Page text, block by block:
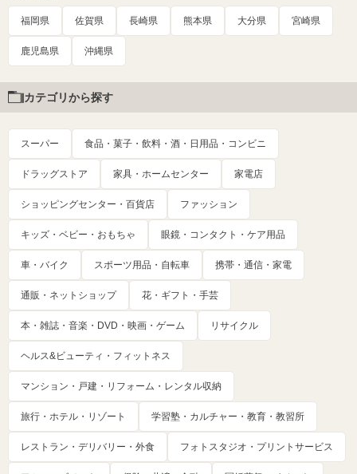
福岡県 佐賀県 長崎県 熊本県 大分県 宮崎県
鹿児島県 沖縄県
カテゴリから探す
スーパー 食品・菓子・飲料・酒・日用品・コンビニ
ドラッグストア 家具・ホームセンター 家電店
ショッピングセンター・百貨店 ファッション
キッズ・ベビー・おもちゃ 眼鏡・コンタクト・ケア用品
車・バイク スポーツ用品・自転車 携帯・通信・家電
通販・ネットショップ 花・ギフト・手芸
本・雑誌・音楽・DVD・映画・ゲーム リサイクル
ヘルス&ビューティ・フィットネス
マンション・戸建・リフォーム・レンタル収納
旅行・ホテル・リゾート 学習塾・カルチャー・教育・教習所
レストラン・デリバリー・外食 フォトスタジオ・プリントサービス